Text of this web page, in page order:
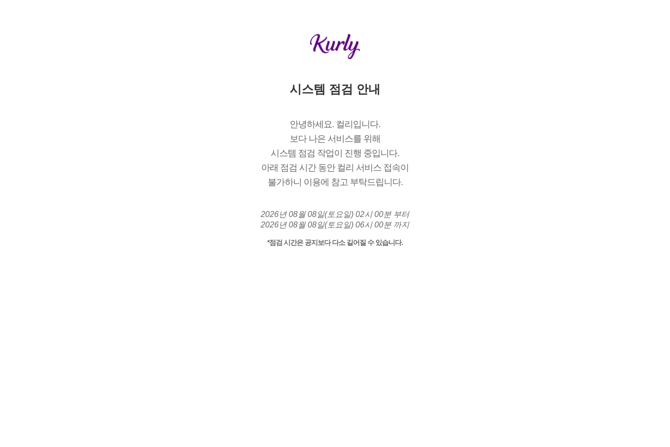
시스템 점검 안내
안녕하세요. 컬리입니다.
보다 나은 서비스를 위해
시스템 점검 작업이 진행 중입니다.
아래 점검 시간 동안 컬리 서비스 접속이
불가하니 이용에 참고 부탁드립니다.
2026년 08월 08일(토요일) 02시 00분 부터
2026년 08월 08일(토요일) 06시 00분 까지
*점검 시간은 공지보다 다소 길어질 수 있습니다.